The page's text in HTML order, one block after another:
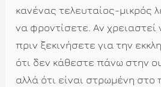
κανένας τελευταίος-μικρός
να φροντίσετε. Αν χρειαστεί
πριν ξεκινήσετε για την
ότι δεν κάθεστε πάνω στην
αλλά ότι είναι στρωμένη στο